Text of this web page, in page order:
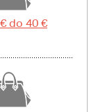
do 40 €